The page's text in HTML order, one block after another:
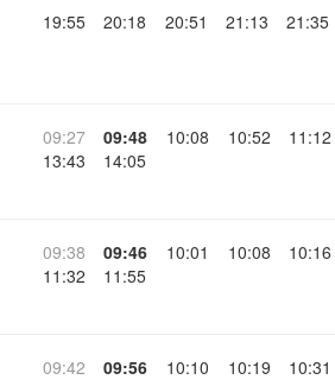
19:55 20:18 20:51 21:13 21:35
09:27 09:48 10:08 10:52 11:12
13:43
14:05
09:38 09:46 10:01 10:08 10:16
11:32
11:55
09:42 09:56 10:10 10:19 10:31